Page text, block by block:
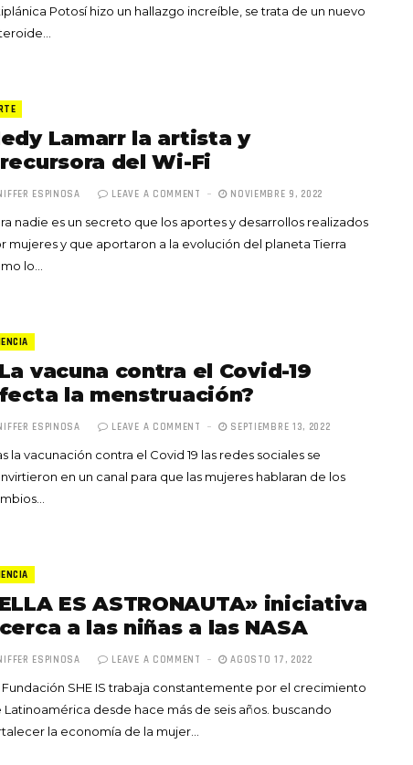
Potosí hizo un hallazgo increíble, se trata de un nuevo
Lamarr la artista y
del Wi-Fi
ESPINOSA LEAVE A COMMENT NOVIEMBRE 9, 2022
nadie es un secreto que los aportes y desarrollos realizados
mujeres y que aportaron a la evolución del planeta Tierra
lo…
vacuna contra el Covid-19
la menstruación?
ESPINOSA LEAVE A COMMENT SEPTIEMBRE 13, 2022
la vacunación contra el Covid 19 las redes sociales se
en un canal para que las mujeres hablaran de los
ES ASTRONAUTA» iniciativa
a las niñas a las NASA
ESPINOSA LEAVE A COMMENT AGOSTO 17, 2022
Fundación SHE IS trabaja constantemente por el crecimiento
Latinoamérica desde hace más de seis años. buscando
la economía de la mujer…